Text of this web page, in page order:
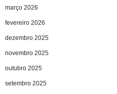
março 2026
fevereiro 2026
dezembro 2025
novembro 2025
outubro 2025
setembro 2025